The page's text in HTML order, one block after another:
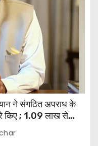
ने संगठित अपराध के
किए ; 1.09 लाख से
गिरफ़्तार किए